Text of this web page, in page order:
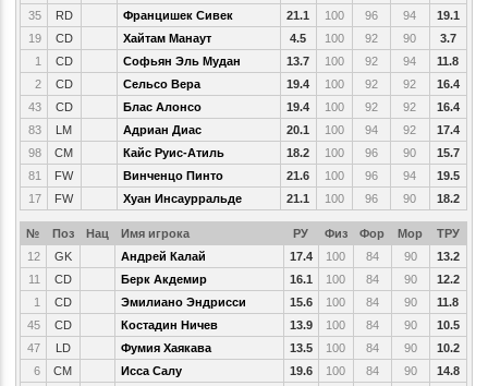
35
RD Францишек Сивек 21.1 100 96 94
19.1
19
CD Хайтам Манаут 4.5 100 92 90
3.7
1
CD Софьян Эль Мудан 13.7 100 92 94
11.8
2
CD Сельсо Вера 19.4 100 92 92
16.4
43
CD Блас Алонсо 19.4 100 92 92
16.4
83
LM Адриан Диас 20.1 100 94 92
17.4
98
CM Кайс Руис-Атиль 18.2 100 96 90
15.7
81
FW Винченцо Пинто 21.6 100 96 94
19.5
17
FW Хуан Инсаурральде 21.1 100 96 90 18.2
№ Поз Нац Имя игрока РУ Физ Фор Мор
ТРУ
12
GK Андрей Калай 17.4 100 84 90
13.2
11
CD Берк Акдемир 16.1 100 84 90
12.2
1
CD Эмилиано Эндрисси 15.6 100 84 90
11.8
45
CD Костадин Ничев 13.9 100 84 90
10.5
47
LD Фумия Хаякава 13.5 100 84 90
10.2
6
CM Исса Салу 19.6 100 84 90
14.8